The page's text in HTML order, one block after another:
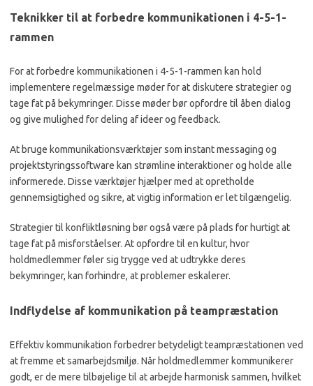
Teknikker til at forbedre kommunikationen i 4-5-1-
rammen
For at forbedre kommunikationen i 4-5-1-rammen kan hold
implementere regelmæssige møder for at diskutere strategier og
tage fat på bekymringer. Disse møder bør opfordre til åben dialog
og give mulighed for deling af ideer og feedback.
At bruge kommunikationsværktøjer som instant messaging og
projektstyringssoftware kan strømline interaktioner og holde alle
informerede. Disse værktøjer hjælper med at opretholde
gennemsigtighed og sikre, at vigtig information er let tilgængelig.
Strategier til konfliktløsning bør også være på plads for hurtigt at
tage fat på misforståelser. At opfordre til en kultur, hvor
holdmedlemmer føler sig trygge ved at udtrykke deres
bekymringer, kan forhindre, at problemer eskalerer.
Indflydelse af kommunikation på teampræstation
Effektiv kommunikation forbedrer betydeligt teampræstationen ved
at fremme et samarbejdsmiljø. Når holdmedlemmer kommunikerer
godt, er de mere tilbøjelige til at arbejde harmonisk sammen, hvilket